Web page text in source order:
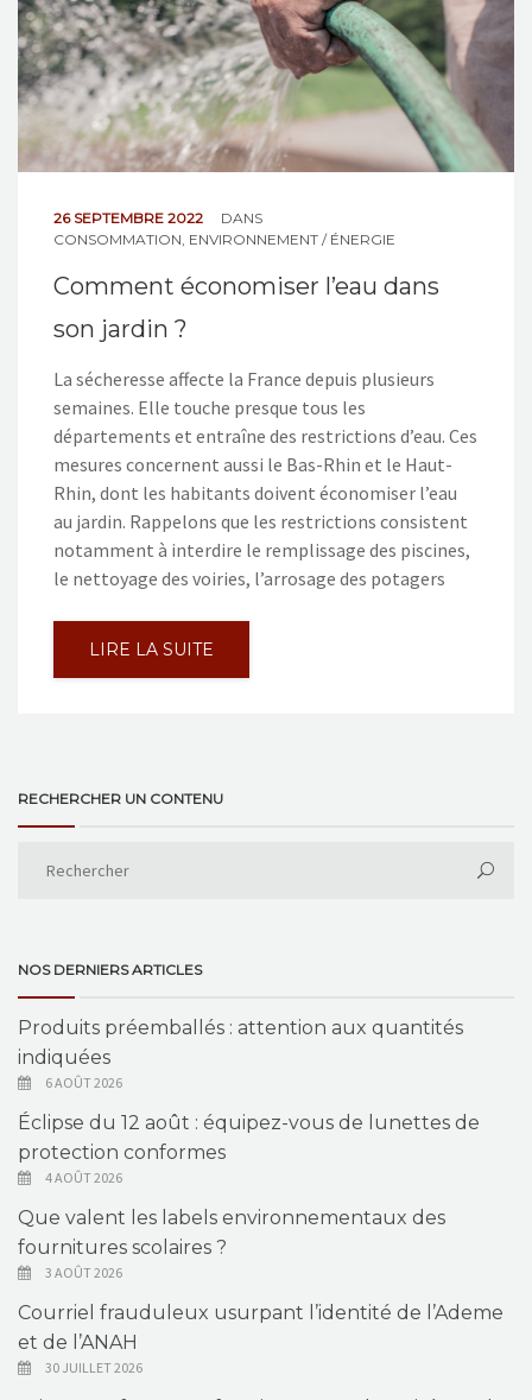
26 SEPTEMBRE 2022
DANS
CONSOMMATION, ENVIRONNEMENT / ÉNERGIE
Comment économiser l’eau dans
son jardin ?
La sécheresse affecte la France depuis plusieurs
semaines. Elle touche presque tous les
départements et entraîne des restrictions d’eau. Ces
mesures concernent aussi le Bas-Rhin et le Haut-
Rhin, dont les habitants doivent économiser l’eau
au jardin. Rappelons que les restrictions consistent
notamment à interdire le remplissage des piscines,
le nettoyage des voiries, l’arrosage des potagers
LIRE LA SUITE
RECHERCHER UN CONTENU
NOS DERNIERS ARTICLES
Produits préemballés : attention aux quantités
indiquées
6 AOÛT 2026
Éclipse du 12 août : équipez-vous de lunettes de
protection conformes
4 AOÛT 2026
Que valent les labels environnementaux des
fournitures scolaires ?
3 AOÛT 2026
Courriel frauduleux usurpant l’identité de l’Ademe
et de l’ANAH
30 JUILLET 2026